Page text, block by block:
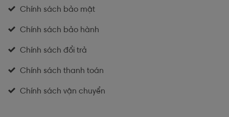
Chính sách bảo mật
Chính sách bảo hành
Chính sách đổi trả
Chính sách thanh toán
Chính sách vận chuyển